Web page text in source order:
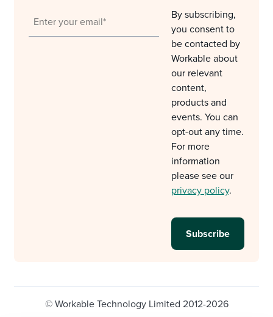
By subscribing,
you consent to
be contacted by
Workable about
our relevant
content,
products and
events. You can
opt-out any time.
For more
information
please see our
privacy policy.
© Workable Technology Limited 2012-2026